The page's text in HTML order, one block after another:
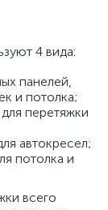
4 вида:
панелей,
и потолка;
перетяжки
автокресел;
потолка и
всего